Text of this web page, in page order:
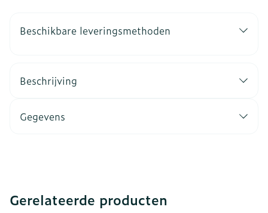
Beschikbare leveringsmethoden
Beschrijving
Gegevens
Gerelateerde producten